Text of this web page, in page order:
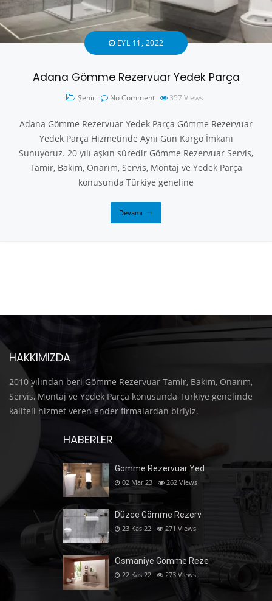
EYL 11, 2022
Adana Gömme Rezervuar Yedek Parça
Şehir No Comment 357 Views
Adana Gömme Rezervuar Yedek Parça Gömme Rezervuar
Yedek Parça Hizmetinde Aynı Gün Kargo İmkanı
Sunuyoruz. 20 yılı aşkın süredir Gömme Rezervuar Servis,
Tamir, Bakım, Onarım, Servis, Montaj ve Yedek Parça
konusunda Türkiye geneline
Devamı
HAKKIMIZDA
2010 yılından beri Gömme Rezervuar Tamir, Bakım, Onarım,
Servis, Montaj ve Yedek Parça konusunda Türkiye genelinde
kaliteli hizmet veren ender firmalardan biriyiz.
HABERLER
Gömme Rezervuar Yed
02 Mar 23 262 Views
Düzce Gömme Rezerv
23 Kas 22 271 Views
Osmaniye Gömme Reze
22 Kas 22 273 Views